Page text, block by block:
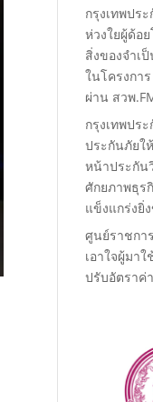
กรุงเทพปร
ห่วงใยผู้ด้อ
สิ่งของจำเ
ในโครงการ
ผ่าน สวพ
กรุงเทพปร
ประกันภัยใ
หน้าประกัน
ศักยภาพธุร
แข็งแกร่งยิ่
ศูนย์ราชกา
เอาใจผู้มา
ปรับอัตราค่